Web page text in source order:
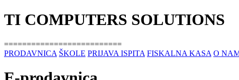
TI COMPUTERS SOLUTIONS
==========================
PRODAVNICA ŠKOLE PRIJAVA ISPITA FISKALNA KASA O